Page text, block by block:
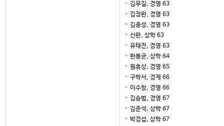
김무길, 경영 63
김정완, 경영 63
김중성, 경영 63
신완, 상학 63
유태전, 경영 63
한봉균, 상학 64
원휴상, 경영 65
구학서, 경제 66
이수창, 경영 66
김승범, 경영 67
김준석, 상학 67
박경섭, 상학 67